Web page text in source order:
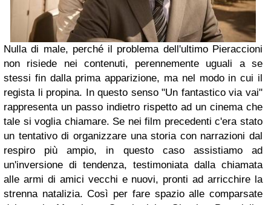
Nulla di male, perché il problema dell'ultimo Pieraccioni
non risiede nei contenuti, perennemente uguali a se
stessi fin dalla prima apparizione, ma nel modo in cui il
regista li propina. In questo senso "Un fantastico via vai"
rappresenta un passo indietro rispetto ad un cinema che
tale si voglia chiamare. Se nei film precedenti c'era stato
un tentativo di organizzare una storia con narrazioni dal
respiro più ampio, in questo caso assistiamo ad
un'inversione di tendenza, testimoniata dalla chiamata
alle armi di amici vecchi e nuovi, pronti ad arricchire la
strenna natalizia. Così per fare spazio alle comparsate